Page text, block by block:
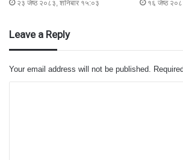
२३ जेष्ठ २०८३, शनिबार १५:०३ १६ जेष्ठ
Leave a Reply
Your email address will not be published.